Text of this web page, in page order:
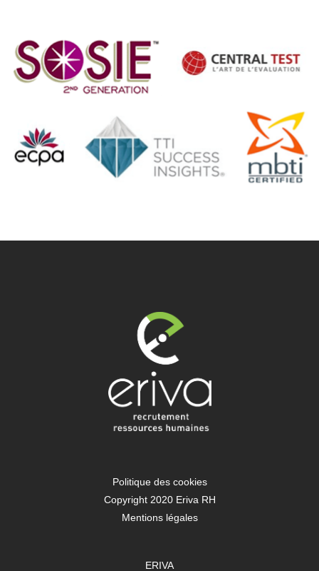
Politique des cookies
Copyright 2020 Eriva RH
Mentions légales
ERIVA